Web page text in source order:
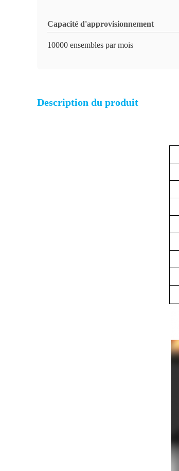
Capacité d'approvisionnement
10000 ensembles par mois
Description du produit